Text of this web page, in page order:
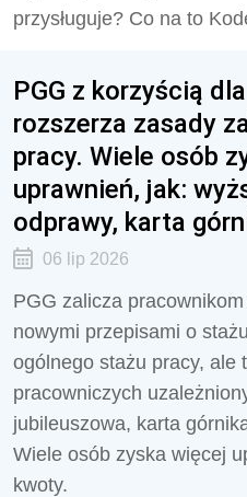
przysługuje? Co na to
PGG z korzyścią
rozszerza zasady
pracy. Wiele osób
uprawnień, jak:
odprawy, karta
06 lip 2026
PGG zalicza
nowymi przepisami o
ogólnego stażu pracy, ale
pracowniczych
jubileuszowa, karta
Wiele osób zyska więcej
kwoty.